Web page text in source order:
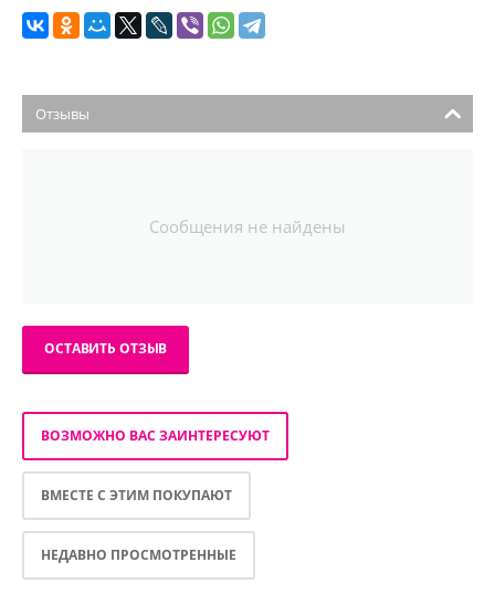
Отзывы
Сообщения не найдены
ОСТАВИТЬ ОТЗЫВ
ВОЗМОЖНО ВАС ЗАИНТЕРЕСУЮТ
ВМЕСТЕ С ЭТИМ ПОКУПАЮТ
НЕДАВНО ПРОСМОТРЕННЫЕ